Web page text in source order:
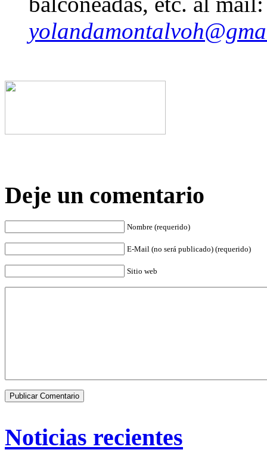
Deje un comentario
Nombre (requerido)
E-Mail (no será publicado) (requerido)
Sitio web
Noticias recientes